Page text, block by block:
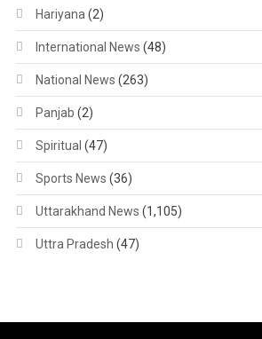
Hariyana (2)
International News (48)
National News (263)
Panjab (2)
Spiritual (47)
Sports News (36)
Uttarakhand News (1,105)
Uttra Pradesh (47)